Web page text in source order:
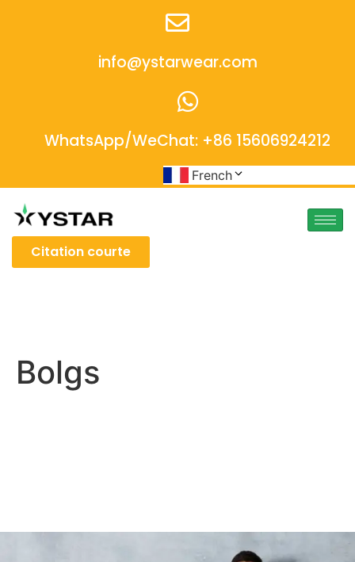
info@ystarwear.com
WhatsApp/WeChat: +86 15606924212
French
Citation courte
Bolgs